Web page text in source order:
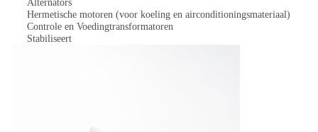
Alternators
Hermetische motoren (voor koeling en airconditioningsmateriaal)
Controle en Voedingtransformatoren
Stabiliseert